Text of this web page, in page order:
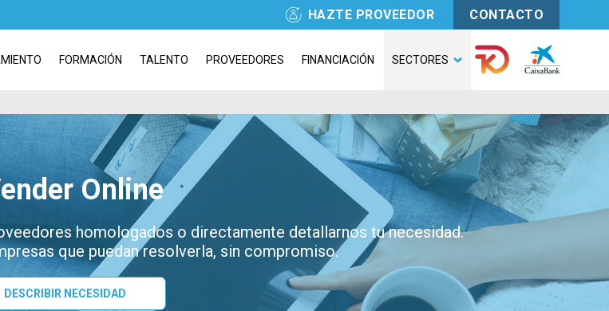
HAZTE PROVEEDOR CONTACTO
FORMACIÓN TALENTO PROVEEDORES FINANCIACIÓN SECTORES
Online
homologados o directamente detallarnos tu necesidad.
que puedan resolverla, sin compromiso.
DESCRIBIR NECESIDAD